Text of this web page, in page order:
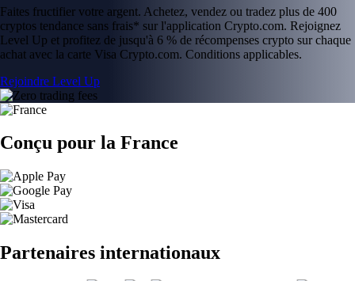
Faites fructifier votre argent. Achetez, vendez ou tradez plus de 400
cryptos tendance sans frais* sur l'application Crypto.com. Rejoignez
Level Up et profitez de jusqu'à 6 % de récompenses crypto sur chaque
achat avec la carte Visa Crypto.com. Conditions applicables.
Rejoindre Level Up
Conçu pour la France
Partenaires internationaux